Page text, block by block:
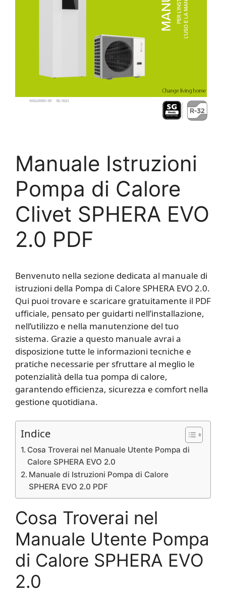
Manuale Istruzioni
Pompa di Calore
Clivet SPHERA EVO
2.0 PDF
Benvenuto nella sezione dedicata al manuale di
istruzioni della Pompa di Calore SPHERA EVO 2.0.
Qui puoi trovare e scaricare gratuitamente il PDF
ufficiale, pensato per guidarti nell’installazione,
nell’utilizzo e nella manutenzione del tuo
sistema. Grazie a questo manuale avrai a
disposizione tutte le informazioni tecniche e
pratiche necessarie per sfruttare al meglio le
potenzialità della tua pompa di calore,
garantendo efficienza, sicurezza e comfort nella
gestione quotidiana.
Indice
Cosa Troverai nel Manuale Utente Pompa di
Calore SPHERA EVO 2.0
Manuale di Istruzioni Pompa di Calore
SPHERA EVO 2.0 PDF
Cosa Troverai nel
Manuale Utente Pompa
di Calore SPHERA EVO
2.0